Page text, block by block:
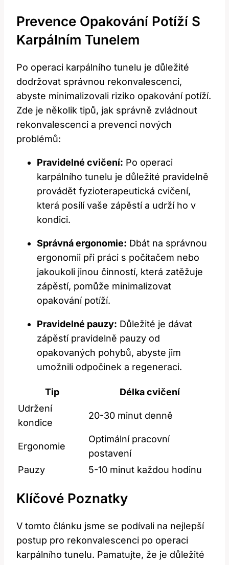
Prevence Opakování Potíží S
Karpálním Tunelem
Po operaci karpálního tunelu je důležité
dodržovat správnou rekonvalescenci,
abyste minimalizovali riziko opakování potíží.
Zde je několik tipů, jak správně zvládnout
rekonvalescenci a prevenci nových
problémů:
Pravidelné cvičení: Po operaci
karpálního tunelu je důležité pravidelně
provádět fyzioterapeutická cvičení,
která posílí vaše zápěstí a udrží ho v
kondici.
Správná ergonomie: Dbát na správnou
ergonomii při práci s počítačem nebo
jakoukoli jinou činností, která zatěžuje
zápěstí, pomůže minimalizovat
opakování potíží.
Pravidelné pauzy: Důležité je dávat
zápěstí pravidelně pauzy od
opakovaných pohybů, abyste jim
umožnili odpočinek a regeneraci.
Tip
Délka cvičení
Udržení
kondice
20-30 minut denně
Ergonomie
Optimální pracovní
postavení
Pauzy
5-10 minut každou hodinu
Klíčové Poznatky
V tomto článku jsme se podívali na nejlepší
postup pro rekonvalescenci po operaci
karpálního tunelu. Pamatujte, že je důležité